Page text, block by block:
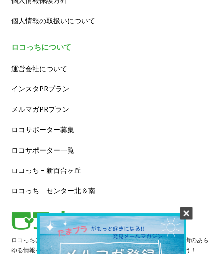
個人情報の取扱いについて
ロコっちについて
運営会社について
インスタPRプラン
メルマガPRプラン
ロコサポーター募集
ロコサポーター一覧
ロコっち – 新百合ヶ丘
ロコっち – センター北＆南
ロコっちは、あなたのジモト体験を豊かにする情報サイトです。街のあら
ゆる情報を収集し、日々更新しています。早速情報を探してみよう！